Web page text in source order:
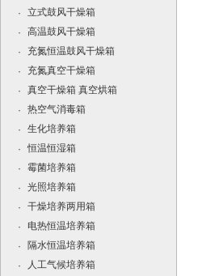
·
立式鼓风干燥箱
·
高温鼓风干燥箱
·
充氮恒温鼓风干燥箱
·
充氮真空干燥箱
·
真空干燥箱 真空烘箱
·
热空气消毒箱
·
生化培养箱
·
恒温恒湿箱
·
霉菌培养箱
·
光照培养箱
·
干燥培养两用箱
·
电热恒温培养箱
·
隔水恒温培养箱
·
人工气候培养箱